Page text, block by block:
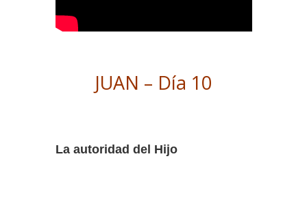
JUAN – Día 10
La autoridad del Hijo